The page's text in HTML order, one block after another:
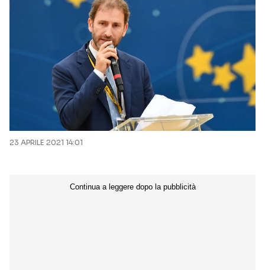
23 APRILE 2021 14:01